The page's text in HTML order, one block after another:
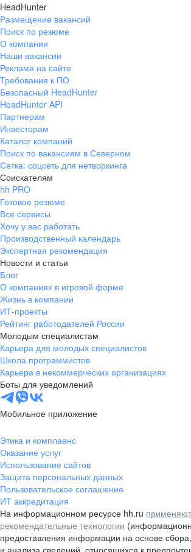
HeadHunter
Размещение вакансий
Поиск по резюме
О компании
Наши вакансии
Реклама на сайте
Требования к ПО
Безопасный HeadHunter
HeadHunter API
Партнерам
Инвесторам
Каталог компаний
Поиск по вакансиям в Северном
Сетка: соцсеть для нетворкинга
Соискателям
hh PRO
Готовое резюме
Все сервисы
Хочу у вас работать
Производственный календарь
Экспертная рекомендация
Новости и статьи
Блог
О компаниях в игровой форме
Жизнь в компании
ИТ-проекты
Рейтинг работодателей России
Молодым специалистам
Карьера для молодых специалистов
Школа программистов
Карьера в некоммерческих организациях
Боты для уведомлений
Мобильное приложение
Этика и комплаенс
Оказание услуг
Использование сайтов
Защита персональных данных
Пользовательское соглашение
ИТ аккредитация
На информационном ресурсе hh.ru
рекомендательные технологии
предоставления информации на основе
и анализа сведений, относящихся к